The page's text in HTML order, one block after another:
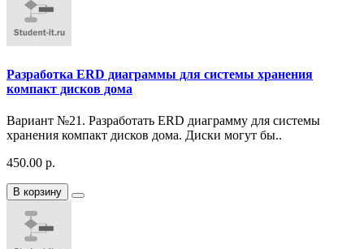
Разработка ERD диаграммы для системы хранения
компакт дисков дома
Вариант №21. Разработать ERD диаграмму для системы
хранения компакт дисков дома. Диски могут бы..
450.00 р.
В корзину